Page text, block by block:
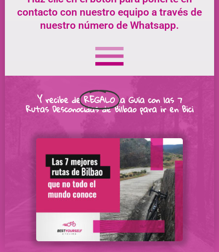
contacto con nuestro equipo a través de
nuestro número de Whatsapp.
Y recibe de REGALO la Guía con las 7
Rutas Desconocidas de Bilbao para ir en Bici